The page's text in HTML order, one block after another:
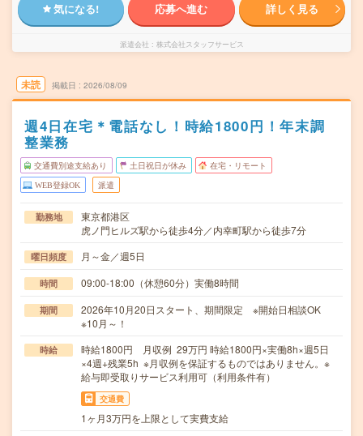
気になる! 応募へ進む 詳しく見る
派遣会社 株式会社スタッフサービス
未読 掲載日 2026/08/09
週4日在宅＊電話なし！時給1800円！年末調
整業務
交通費別途支給あり 土日祝日が休み 在宅・リモート
WEB登録OK 派遣
勤務地
東京都港区
虎ノ門ヒルズ駅から徒歩4分／内幸町駅から徒歩7分
曜日頻度 月～金／週5日
時間 09:00-18:00（休憩60分）実働8時間
期間
2026年10月20日スタート、期間限定 ※開始日相談OK
※10月～！
時給
時給1800円 月収例 29万円 時給1800円×実働8h×週5日
×4週+残業5h ※月収例を保証するものではありません。※
給与即受取りサービス利用可（利用条件有）
交通費
1ヶ月3万円を上限として実費支給